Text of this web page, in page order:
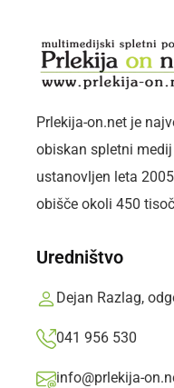
SOBOTA, 8. AVGUST 2026
Prlekija-on.net je
obiskan spletni
ustanovljen leta
obišče okoli 450
Uredništvo
Dejan Razlag,
041 956 530
info@prlekija-
Naslovnica